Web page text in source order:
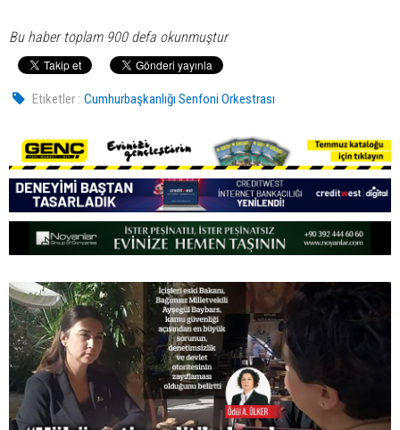
Bu haber toplam 900 defa okunmuştur
Etiketler : Cumhurbaşkanlığı Senfoni Orkestrası